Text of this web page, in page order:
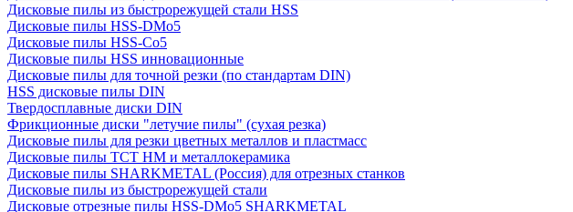
Дисковые пилы из быстрорежущей стали HSS
Дисковые пилы HSS-DMo5
Дисковые пилы HSS-Co5
Дисковые пилы HSS инновационные
Дисковые пилы для точной резки (по стандартам DIN)
HSS дисковые пилы DIN
Твердосплавные диски DIN
Фрикционные диски "летучие пилы" (сухая резка)
Дисковые пилы для резки цветных металлов и пластмасс
Дисковые пилы ТСТ НМ и металлокерамика
Дисковые пилы SHARKMETAL (Россия) для отрезных станков
Дисковые пилы из быстрорежущей стали
Дисковые отрезные пилы HSS-DMo5 SHARKMETAL